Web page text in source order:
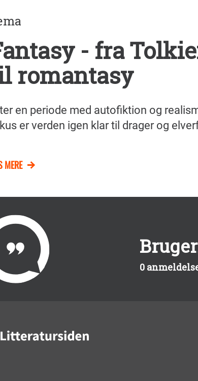
- fra
romantasy
en periode med autofiktion og
er verden igen klar til drager og
MERE
0